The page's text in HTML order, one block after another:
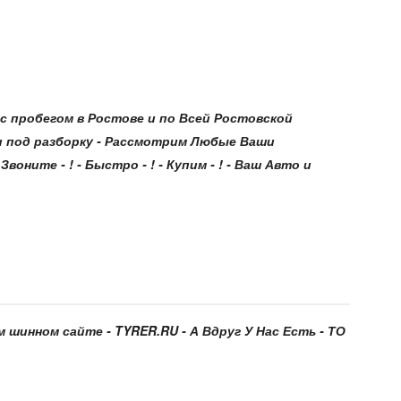
в Ростове и по Всей Ростовской
разборку - Рассмотрим Любые Ваши
Звоните - ! - Быстро - ! - Купим - ! - Ваш Авто и
шинном сайте - TYRER.RU - А Вдруг У Нас Есть - ТО